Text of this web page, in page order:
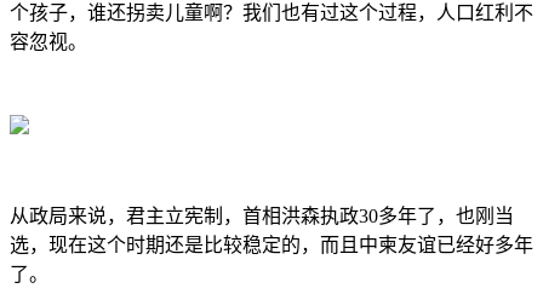
个孩子，谁还拐卖儿童啊？我们也有过这个过程，人口红利不
容忽视。
从政局来说，君主立宪制，首相洪森执政30多年了，也刚当
选，现在这个时期还是比较稳定的，而且中柬友谊已经好多年
了。